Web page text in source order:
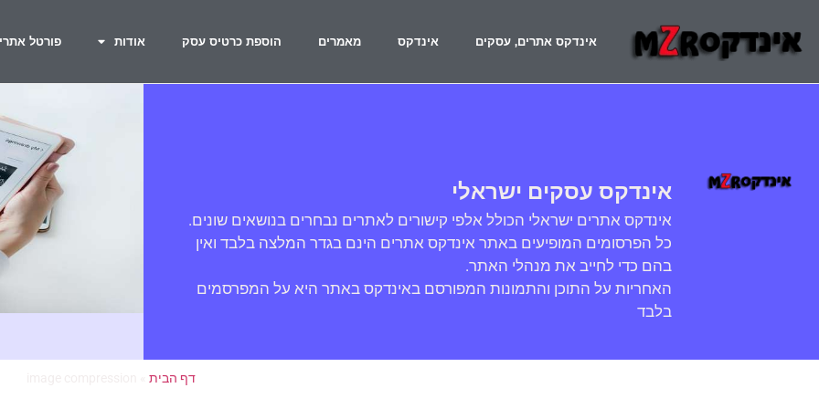
אינדקס אתרים, עסקים אינדקס מאמרים הוספת כרטיס עסק אודות פורטל
אינדקס עסקים ישראלי
אינדקס אתרים ישראלי הכולל אלפי קישורים לאתרים נבחרים בנושאים שונים.
כל הפרסומים המופיעים באתר אינדקס אתרים הינם בגדר המלצה בלבד ואין
בהם כדי לחייב את מנהלי האתר.
האחריות על התוכן והתמונות המפורסם באינדקס באתר היא על המפרסמים
בלבד
דף הבית